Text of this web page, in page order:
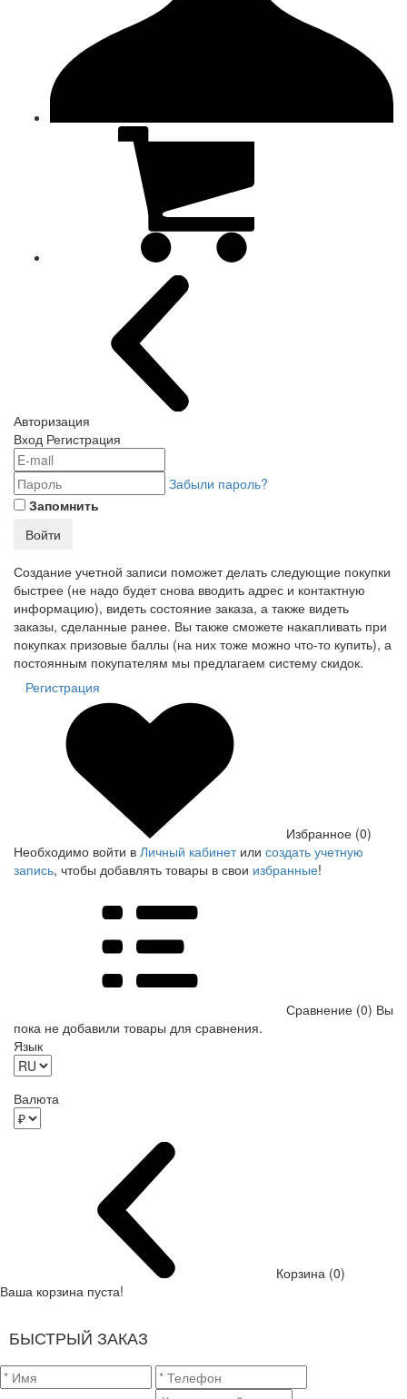
Авторизация
Вход Регистрация
Забыли пароль?
Запомнить
Войти
Создание учетной записи поможет делать следующие покупки
быстрее (не надо будет снова вводить адрес и контактную
информацию), видеть состояние заказа, а также видеть
заказы, сделанные ранее. Вы также сможете накапливать при
покупках призовые баллы (на них тоже можно что-то купить), а
постоянным покупателям мы предлагаем систему скидок.
Регистрация
Избранное (0)
Необходимо войти в Личный кабинетили создать учетную
запись, чтобы добавлять товары в свои избранные!
Сравнение (0) Вы
пока не добавили товары для сравнения.
Язык
Валюта
Корзина (0)
Ваша корзина пуста!
БЫСТРЫЙ ЗАКАЗ